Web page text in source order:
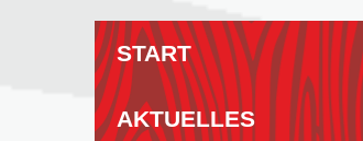
START
AKTUELLES